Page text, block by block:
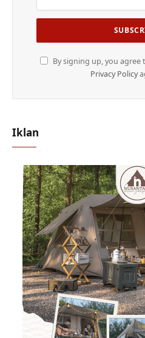
By signing up, you
Privacy Policy
Iklan